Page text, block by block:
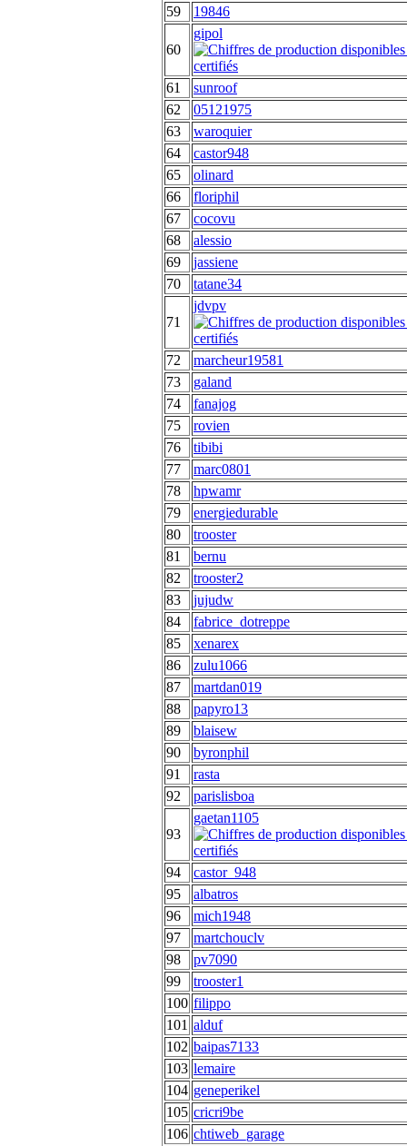
59 19846
60
gipol
61
sunroof
62
05121975
63
waroquier
64
castor948
65
olinard
66
floriphil
67
cocovu
68
alessio
69
jassiene
70
tatane34
71
jdvpv
72
marcheur19581
73
galand
74
fanajog
75
rovien
76
tibibi
77
marc0801
78
hpwamr
79
energiedurable
80
trooster
81
bernu
82
trooster2
83
jujudw
84
fabrice_dotreppe
85
xenarex
86
zulu1066
87
martdan019
88
papyro13
89
blaisew
90
byronphil
91
rasta
92
parislisboa
93
gaetan1105
94
castor_948
95
albatros
96
mich1948
97
martchouclv
98
pv7090
99
trooster1
100 filippo
101 alduf
102 baipas7133
103 lemaire
104 geneperikel
105 cricri9be
106 chtiweb_garage